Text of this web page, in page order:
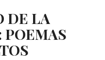
DE LA
POEMAS